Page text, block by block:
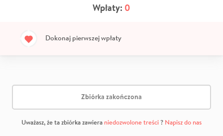
Wpłaty: 0
Dokonaj pierwszej wpłaty
Zbiórka zakończona
Uważasz, że ta zbiórka zawiera niedozwolone treści? Napisz do nas